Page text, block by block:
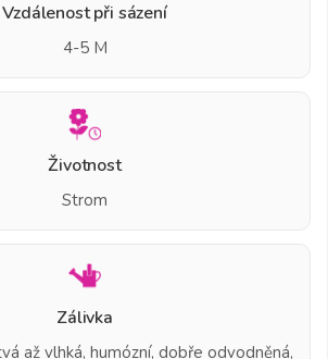
Vzdálenost při sázení
4-5 M
Životnost
Strom
Zálivka
až vlhká, humózní, dobře odvodněná,